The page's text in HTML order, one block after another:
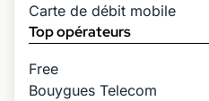
Carte de débit mobile
Top opérateurs
Free
Bouygues Telecom